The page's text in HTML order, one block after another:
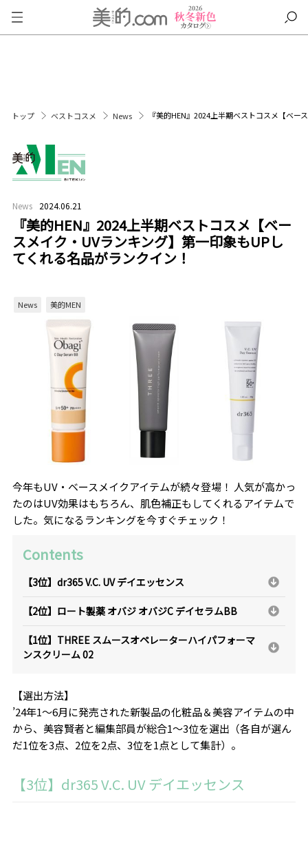
トップ ベストコスメ News 『美的HEN』2024上半期ベストコスメ【ベ
News 2024.06.21
『美的HEN』2024上半期ベストコスメ【ベー
スメイク・UVランキング】第一印象もUPし
てくれる名品がランクイン！
News 美的MEN
今年もUV・ベースメイクアイテムが続々登場！ 人気が高かっ
たのはUV効果はもちろん、肌色補正もしてくれるアイテムで
した。気になるランキングを今すぐチェック！
Contents
【3位】dr365 V.C. UV デイエッセンス
【2位】ロート製薬 オバジ オバジC デイセラムBB
【1位】THREE スムースオペレーターハイパフォーマ
ンスクリーム 02
【選出方法】
’24年1～6月に発売された新製品の化粧品＆美容アイテムの中
から、美容賢者と編集部員が総合1～3位を選出（各自が選ん
だ1位を3点、2位を2点、3位を1点として集計）。
【3位】dr365 V.C. UV デイエッセンス